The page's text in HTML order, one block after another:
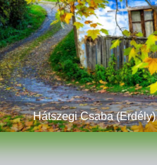
Hátszegi Csaba (Erdély)